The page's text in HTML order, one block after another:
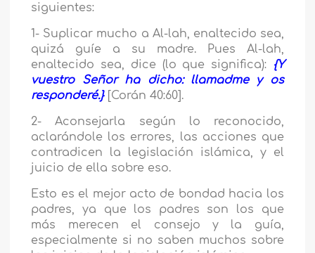
siguientes:
1- Suplicar mucho a Al-lah, enaltecido sea,
quizá guíe a su madre. Pues Al-lah,
enaltecido sea, dice (lo que significa):
{Y
vuestro Señor ha dicho: llamadme y os
responderé.} [Corán 40:60].
2- Aconsejarla según lo reconocido,
aclarándole los errores, las acciones que
contradicen la legislación islámica, y el
juicio de ella sobre eso.
Esto es el mejor acto de bondad hacia los
padres, ya que los padres son los que
más merecen el consejo y la guía,
especialmente si no saben muchos sobre